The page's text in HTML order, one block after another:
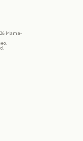
Mama-